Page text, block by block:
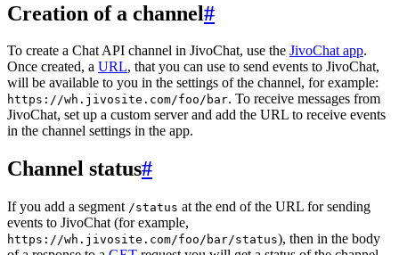
Creation of a channel#
To create a Chat API channel in JivoChat, use the JivoChat app.
Once created, a URL, that you can use to send events to JivoChat,
will be available to you in the settings of the channel, for example:
https://wh.jivosite.com/foo/bar. To receive messages from
JivoChat, set up a custom server and add the URL to receive events
in the channel settings in the app.
Channel status#
If you add a segment /status at the end of the URL for sending
events to JivoChat (for example,
https://wh.jivosite.com/foo/bar/status), then in the body